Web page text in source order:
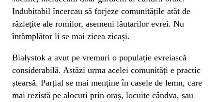
Indubitabil încercau să forjeze comunitățile atât de
răzlețite ale romilor, asemeni lăutarilor evrei. Nu
întâmplător li se mai zicea zicași.
Białystok a avut pe vremuri o populație evreiască
considerabilă. Astăzi urma acelei comunități e practic
ștearsă. Parțial se mai menține în casele de lemn, care
mai rezistă pe alocuri prin oraș, locuite cândva, sau